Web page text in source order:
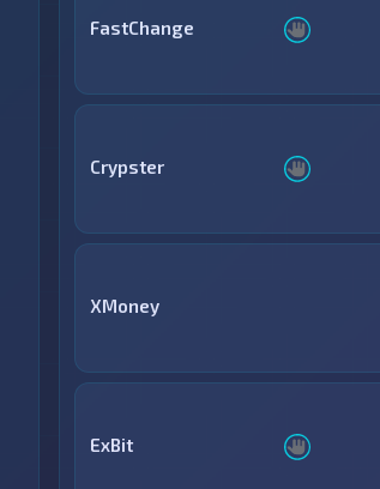
FastChange
Crypster
XMoney
ExBit